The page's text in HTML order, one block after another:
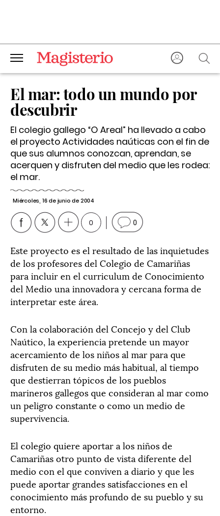
El mar: todo un mundo por
descubrir
El colegio gallego “O Areal” ha llevado a cabo
el proyecto Actividades naúticas con el fin de
que sus alumnos conozcan, aprendan, se
acerquen y disfruten del medio que les rodea:
el mar.
Miércoles, 16 de junio de 2004
0 0
Este proyecto es el resultado de las inquietudes
de los profesores del Colegio de Camariñas
para incluir en el curriculum de Conocimiento
del Medio una innovadora y cercana forma de
interpretar este área.
Con la colaboración del Concejo y del Club
Naútico, la experiencia pretende un mayor
acercamiento de los niños al mar para que
disfruten de su medio más habitual, al tiempo
que destierran tópicos de los pueblos
marineros gallegos que consideran al mar como
un peligro constante o como un medio de
supervivencia.
El colegio quiere aportar a los niños de
Camariñas otro punto de vista diferente del
medio con el que conviven a diario y que les
puede aportar grandes satisfacciones en el
conocimiento más profundo de su pueblo y su
entorno.